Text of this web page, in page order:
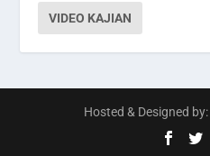
VIDEO KAJIAN
Hosted & Designed by: